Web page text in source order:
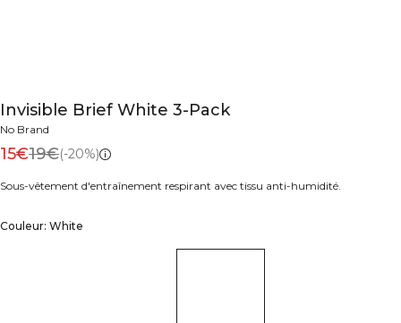
Invisible Brief White 3-Pack
No Brand
15€19€(-20%)
Sous-vêtement d'entraînement respirant avec tissu anti-humidité.
Couleur: White